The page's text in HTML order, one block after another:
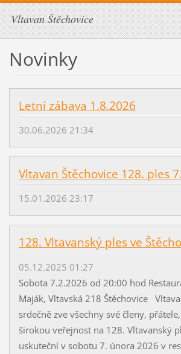
Vltavan Štěchovice
Novinky
Letní zábava 1.8.2026
30.06.2026 21:34
Vltavan Štěchovice 128. ples
15.01.2026 23:17
128. Vltavanský ples ve
05.12.2025 01:27
Sobota 7.2.2026 od 20:00 hod
Maják, Vltavská 218 Štěchovice
srdečně zve všechny své členy,
širokou veřejnost na 128. Vltavanský
uskuteční v sobotu 7. února 2026 v